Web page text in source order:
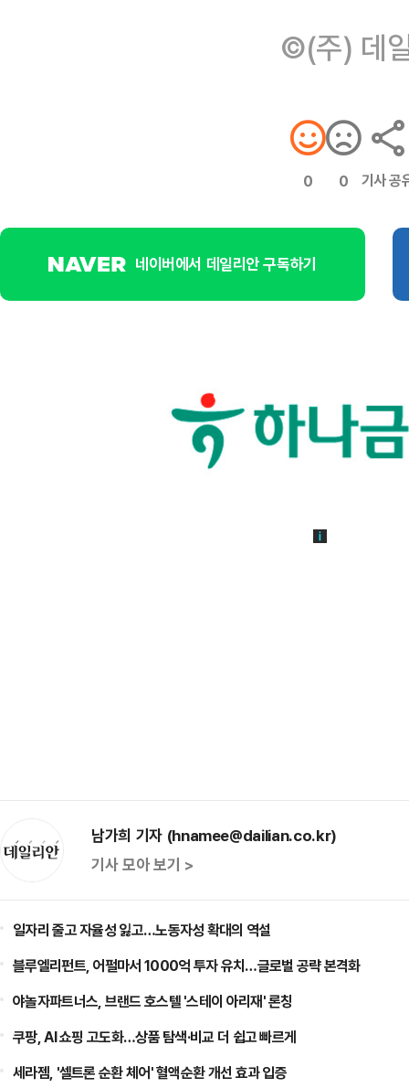
©(주) 데
0 0 기사 공
네이버에서 데일리안 구독하기
남가희 기자 (hnamee@dailian.co.kr)
기사 모아 보기 >
일자리 줄고 자율성 잃고…노동자성 확대의 역설
블루엘리펀트, 어펄마서 1000억 투자 유치…글로벌 공략 본격화
야놀자파트너스, 브랜드 호스텔 '스테이 아리재' 론칭
쿠팡, AI 쇼핑 고도화…상품 탐색·비교 더 쉽고 빠르게
세라젬, '셀트론 순환 체어' 혈액순환 개선 효과 입증